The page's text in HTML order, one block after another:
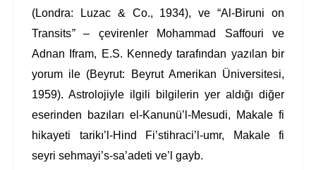
(Londra: Luzac & Co., 1934), ve “Al-Biruni on
Transits” – çevirenler Mohammad Saffouri ve
Adnan Ifram, E.S. Kennedy tarafından yazılan bir
yorum ile (Beyrut: Beyrut Amerikan Üniversitesi,
1959). Astrolojiyle ilgili bilgilerin yer aldığı diğer
eserinden bazıları el-Kanunü’l-Mesudi, Makale fi
hikayeti tarikı’l-Hind Fi’stihraci’l-umr, Makale fi
seyri sehmayi’s-sa’adeti ve’l gayb.